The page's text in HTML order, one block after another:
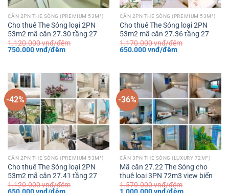
CĂN 2PN THE SÓNG (PREMIUM 53M²)
Cho thuê The Sóng loại 2PN
53m2 mã căn 27.30 tầng 27
1.120.000vnđ/đêm
Giá
đêm.
750.000vnđ/đêmGiá
750.000 vnđ/
đêm.
CĂN 2PN THE SÓNG (PREMIUM 53M²)
Cho thuê The Sóng loại 2PN
53m2 mã căn 27.36 tầng 27
1.170.000vnđ/đêm
Giá
đêm.
650.000vnđ/đêmGiá
650.000 vnđ/
đêm.
-42%
CĂN 2PN THE SÓNG (PREMIUM 53M²)
Cho thuê The Sóng loại 2PN
53m2 mã căn 27.41 tầng 27
1.120.000vnđ/đêm
Giá
Giá
-36%
CĂN 3PN THE SÓNG (LUXURY 72M²)
Mã căn 27.22 The Sóng cho
thuê loại 3PN 72m3 view biển
1.570.000vnđ/đêm
Giá
Giá